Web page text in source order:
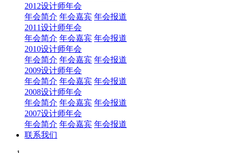
2012设计师年会
年会简介 年会嘉宾 年会报道
2011设计师年会
年会简介 年会嘉宾 年会报道
2010设计师年会
年会简介 年会嘉宾 年会报道
2009设计师年会
年会简介 年会嘉宾 年会报道
2008设计师年会
年会简介 年会嘉宾 年会报道
2007设计师年会
年会简介 年会嘉宾 年会报道
联系我们